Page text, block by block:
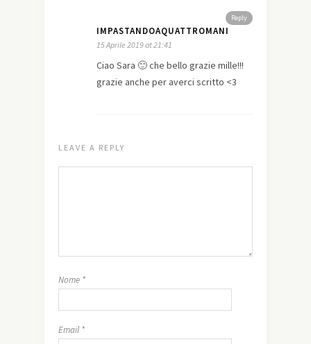
Reply
IMPASTANDOAQUATTROMANI
15 Aprile 2019 at 21:41
Ciao Sara 🙂 che bello grazie mille!!!
grazie anche per averci scritto <3
LEAVE A REPLY
Nome *
Email *